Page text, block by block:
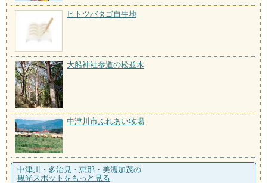
ヒトツバタゴ自生地
大船神社参道の松並木
中津川市ふれあい牧場
中津川・多治見・恵那・美濃加茂の
観光スポットをもっと見る